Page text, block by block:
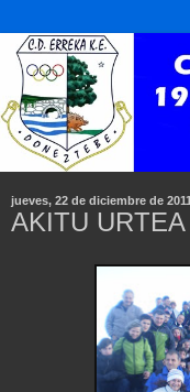
jueves, 22 de diciembre de 2011
AKITU